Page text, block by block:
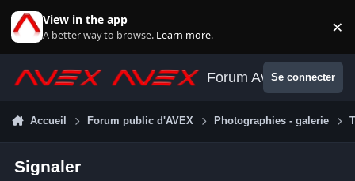
View in the app
A better way to browse. Learn more. ×
Forum AvexSe connecter
Accueil Forum public d'AVEX Photographies - galerie
Signaler